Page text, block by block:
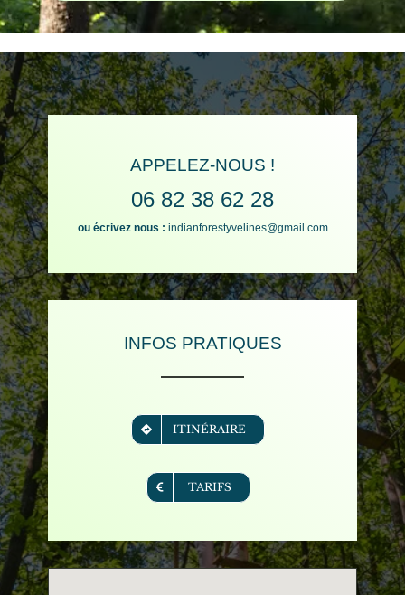
APPELEZ-NOUS !
06 82 38 62 28
ou écrivez nous : indianforestyvelines@gmail.com
INFOS PRATIQUES
ITINÉRAIRE
TARIFS